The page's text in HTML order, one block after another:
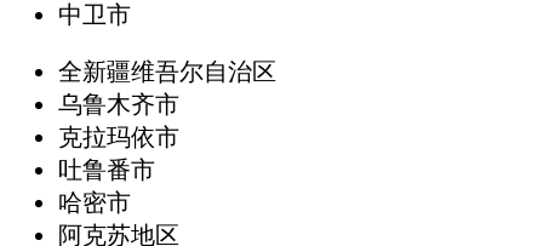
中卫市
全新疆维吾尔自治区
乌鲁木齐市
克拉玛依市
吐鲁番市
哈密市
阿克苏地区